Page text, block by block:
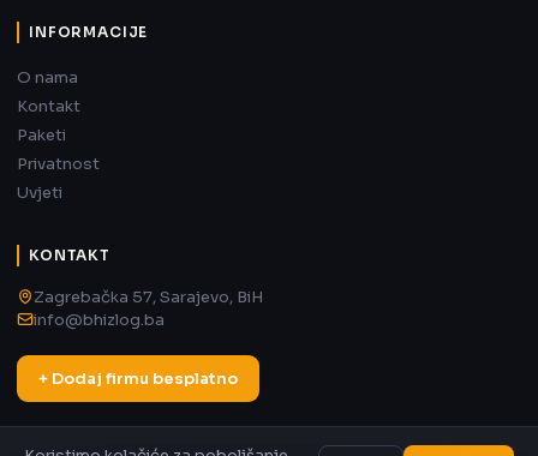
INFORMACIJE
O nama
Kontakt
Paketi
Privatnost
Uvjeti
KONTAKT
Zagrebačka 57, Sarajevo, BiH
info@bhizlog.ba
+ Dodaj firmu besplatno